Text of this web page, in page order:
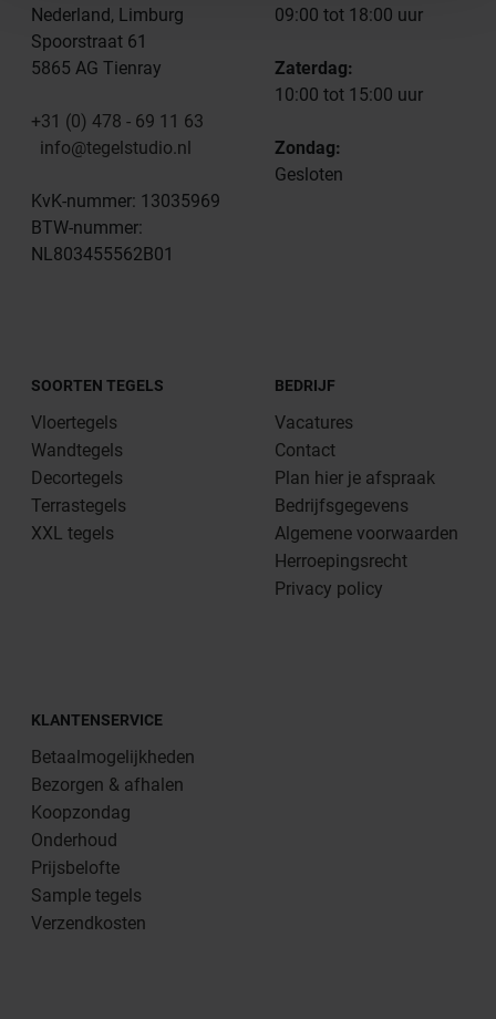
Nederland, Limburg
Spoorstraat 61
5865 AG Tienray
+31 (0) 478 - 69 11 63
info@tegelstudio.nl
KvK-nummer: 13035969
BTW-nummer:
NL803455562B01
09:00 tot 18:00 uur
Zaterdag:
10:00 tot 15:00 uur
Zondag:
Gesloten
SOORTEN TEGELS
Vloertegels
Wandtegels
Decortegels
Terrastegels
XXL tegels
BEDRIJF
Vacatures
Contact
Plan hier je afspraak
Bedrijfsgegevens
Algemene voorwaarden
Herroepingsrecht
Privacy policy
KLANTENSERVICE
Betaalmogelijkheden
Bezorgen & afhalen
Koopzondag
Onderhoud
Prijsbelofte
Sample tegels
Verzendkosten